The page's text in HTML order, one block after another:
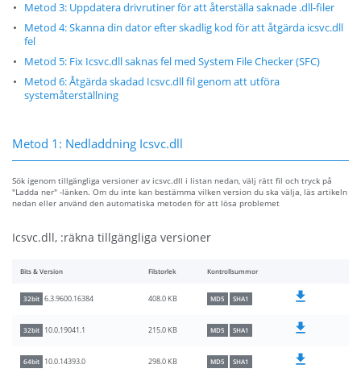
Metod 3: Uppdatera drivrutiner för att återställa saknade .dll-filer
Metod 4: Skanna din dator efter skadlig kod för att åtgärda icsvc.dll
fel
Metod 5: Fix Icsvc.dll saknas fel med System File Checker (SFC)
Metod 6: Åtgärda skadad Icsvc.dll fil genom att utföra
systemåterställning
Metod 1: Nedladdning Icsvc.dll
Sök igenom tillgängliga versioner av icsvc.dll i listan nedan, välj rätt fil och tryck på
"Ladda ner" -länken. Om du inte kan bestämma vilken version du ska välja, läs artikeln
nedan eller använd den automatiska metoden för att lösa problemet
Icsvc.dll, :räkna tillgängliga versioner
Bits & Version Filstorlek Kontrollsummor
32bit 6.3.9600.16384 408.0 KB MD5 SHA1
32bit 10.0.19041.1 215.0 KB MD5 SHA1
64bit 10.0.14393.0 298.0 KB MD5 SHA1